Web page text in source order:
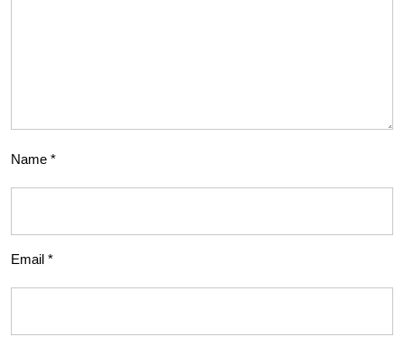
Name *
Email *